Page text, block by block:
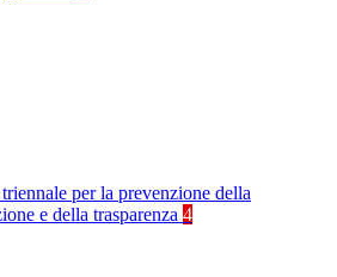
per la prevenzione della
e della trasparenza 4